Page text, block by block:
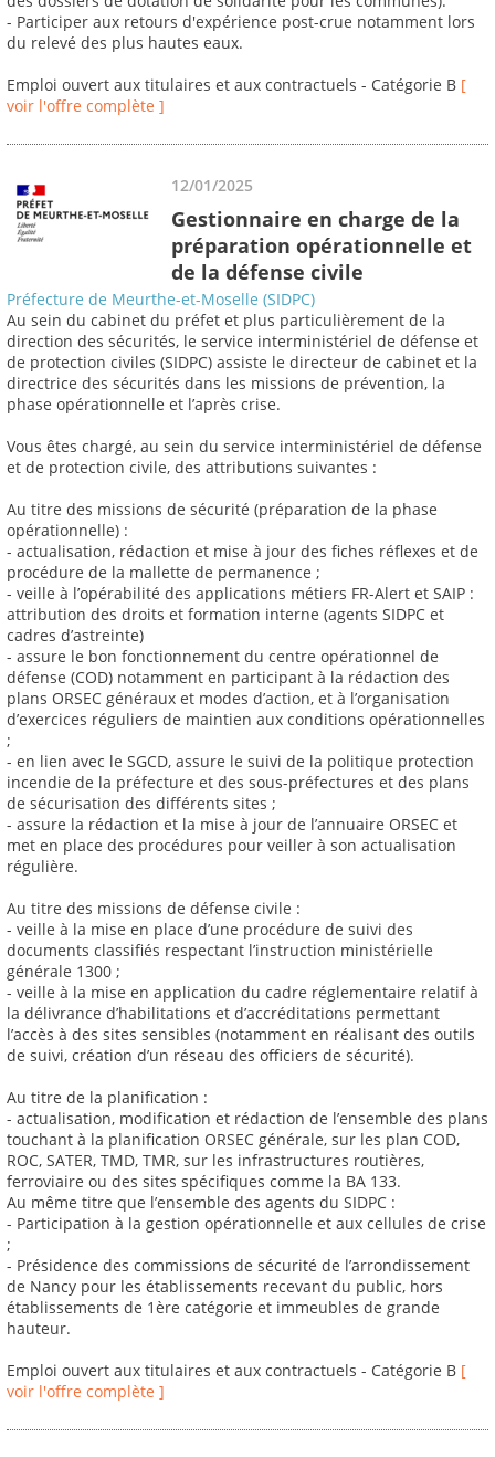
- Participer aux retours d'expérience post-crue notamment lors
du relevé des plus hautes eaux.
Emploi ouvert aux titulaires et aux contractuels - Catégorie B [
voir l'offre complète ]
12/01/2025
Gestionnaire en charge de la
préparation opérationnelle et
de la défense civile
Préfecture de Meurthe-et-Moselle (SIDPC)
Au sein du cabinet du préfet et plus particulièrement de la
direction des sécurités, le service interministériel de défense et
de protection civiles (SIDPC) assiste le directeur de cabinet et la
directrice des sécurités dans les missions de prévention, la
phase opérationnelle et l’après crise.
Vous êtes chargé, au sein du service interministériel de défense
et de protection civile, des attributions suivantes :
Au titre des missions de sécurité (préparation de la phase
opérationnelle) :
- actualisation, rédaction et mise à jour des fiches réflexes et de
procédure de la mallette de permanence ;
- veille à l’opérabilité des applications métiers FR-Alert et SAIP :
attribution des droits et formation interne (agents SIDPC et
cadres d’astreinte)
- assure le bon fonctionnement du centre opérationnel de
défense (COD) notamment en participant à la rédaction des
plans ORSEC généraux et modes d’action, et à l’organisation
d’exercices réguliers de maintien aux conditions opérationnelles
;
- en lien avec le SGCD, assure le suivi de la politique protection
incendie de la préfecture et des sous-préfectures et des plans
de sécurisation des différents sites ;
- assure la rédaction et la mise à jour de l’annuaire ORSEC et
met en place des procédures pour veiller à son actualisation
régulière.
Au titre des missions de défense civile :
- veille à la mise en place d’une procédure de suivi des
documents classifiés respectant l’instruction ministérielle
générale 1300 ;
- veille à la mise en application du cadre réglementaire relatif à
la délivrance d’habilitations et d’accréditations permettant
l’accès à des sites sensibles (notamment en réalisant des outils
de suivi, création d’un réseau des officiers de sécurité).
Au titre de la planification :
- actualisation, modification et rédaction de l’ensemble des plans
touchant à la planification ORSEC générale, sur les plan COD,
ROC, SATER, TMD, TMR, sur les infrastructures routières,
ferroviaire ou des sites spécifiques comme la BA 133.
Au même titre que l’ensemble des agents du SIDPC :
- Participation à la gestion opérationnelle et aux cellules de crise
;
- Présidence des commissions de sécurité de l’arrondissement
de Nancy pour les établissements recevant du public, hors
établissements de 1ère catégorie et immeubles de grande
hauteur.
Emploi ouvert aux titulaires et aux contractuels - Catégorie B [
voir l'offre complète ]